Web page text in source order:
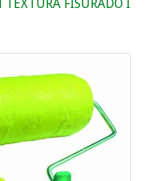
FISURADO I